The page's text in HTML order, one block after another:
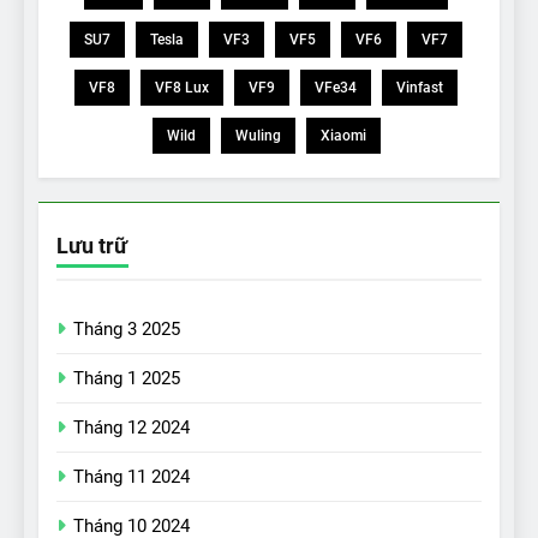
SU7 Tesla VF3 VF5 VF6 VF7
VF8 VF8 Lux VF9 VFe34 Vinfast
Wild Wuling Xiaomi
Lưu trữ
Tháng 3 2025
Tháng 1 2025
Tháng 12 2024
Tháng 11 2024
Tháng 10 2024